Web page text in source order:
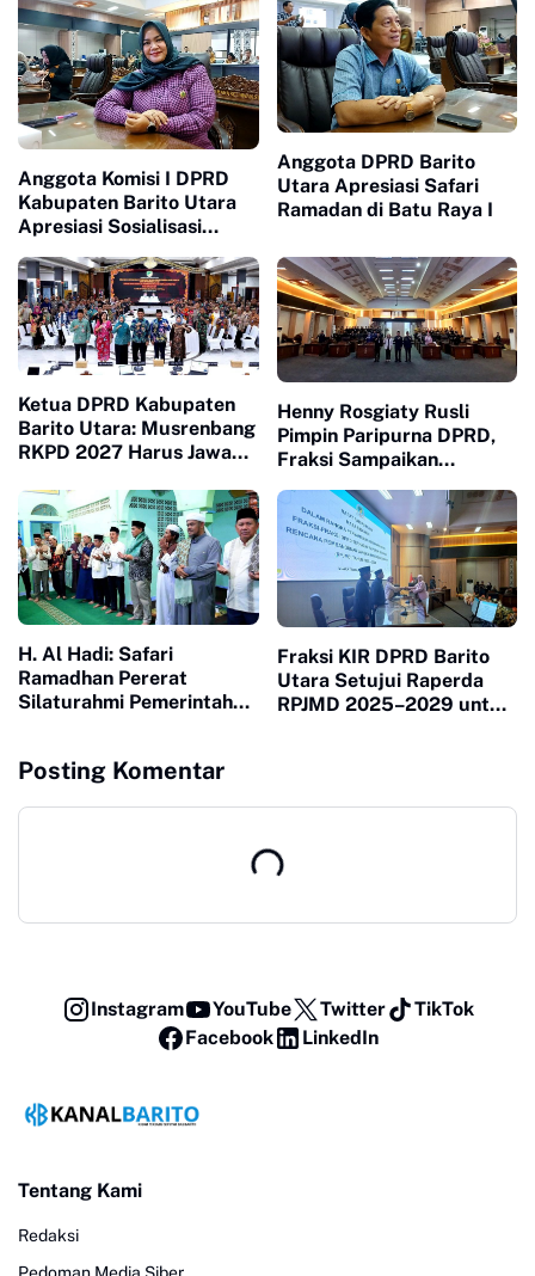
Anggota Komisi I DPRD
Kabupaten Barito Utara
Apresiasi Sosialisasi
Dampak Negatif Medsos
Anggota DPRD Barito
Utara Apresiasi Safari
Ramadan di Batu Raya I
Ketua DPRD Kabupaten
Barito Utara: Musrenbang
RKPD 2027 Harus Jawab
Henny Rosgiaty Rusli
Pimpin Paripurna DPRD,
Fraksi Sampaikan
2025–2029
H. Al Hadi: Safari
Ramadhan Pererat
Silaturahmi Pemerintah
Fraksi KIR DPRD Barito
Utara Setujui Raperda
RPJMD 2025–2029 untuk
Posting Komentar
Instagram YouTube Twitter
TikTok
Facebook
LinkedIn
Tentang Kami
Redaksi